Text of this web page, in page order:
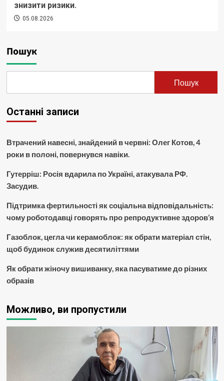
знизити ризики.
05.08.2026
Пошук
Пошук
Останні записи
Втрачений навесні, знайдений в червні: Олег Котов, 4
роки в полоні, повернувся навіки.
Гутерріш: Росія вдарила по Україні, атакувала РФ.
Засудив.
Підтримка фертильності як соціальна відповідальність:
чому роботодавці говорять про репродуктивне здоров’я
Газоблок, цегла чи керамоблок: як обрати матеріал стін,
щоб будинок служив десятиліттями
Як обрати жіночу вишиванку, яка пасуватиме до різних
образів
Можливо, ви пропустили